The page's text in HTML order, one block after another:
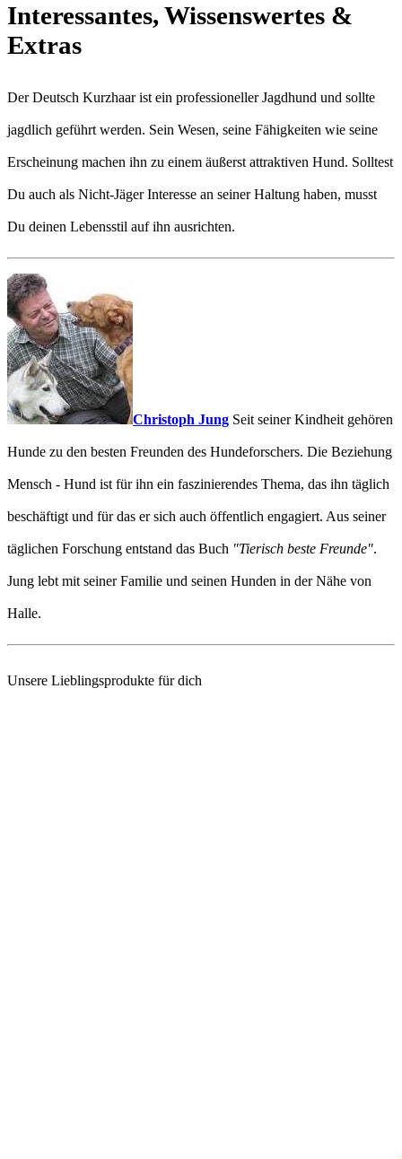
Interessantes, Wissenswertes &
Extras
Der Deutsch Kurzhaar ist ein professioneller Jagdhund und sollte
jagdlich geführt werden. Sein Wesen, seine Fähigkeiten wie seine
Erscheinung machen ihn zu einem äußerst attraktiven Hund. Solltest
Du auch als Nicht-Jäger Interesse an seiner Haltung haben, musst
Du deinen Lebensstil auf ihn ausrichten.
Christoph Jung Seit seiner Kindheit gehören
Hunde zu den besten Freunden des Hundeforschers. Die Beziehung
Mensch - Hund ist für ihn ein faszinierendes Thema, das ihn täglich
beschäftigt und für das er sich auch öffentlich engagiert. Aus seiner
täglichen Forschung entstand das Buch "Tierisch beste Freunde".
Jung lebt mit seiner Familie und seinen Hunden in der Nähe von
Halle.
Unsere Lieblingsprodukte für dich